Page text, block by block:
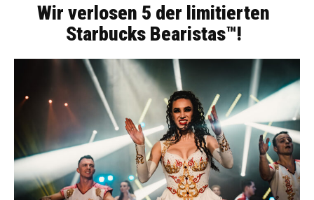
Wir verlosen 5 der limitierten
Starbucks Bearistas™!